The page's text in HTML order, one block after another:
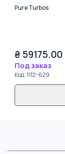
Pure Turbos
₴ 59175.00
Под заказ
Код:1112-629